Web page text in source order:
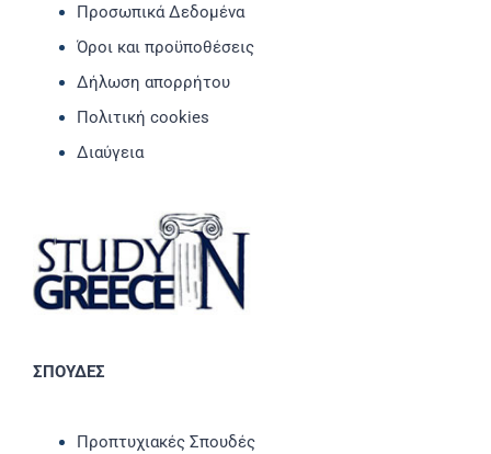
Προσωπικά Δεδομένα
Όροι και προϋποθέσεις
Δήλωση απορρήτου
Πολιτική cookies
Διαύγεια
ΣΠΟΥΔΕΣ
Προπτυχιακές Σπουδές